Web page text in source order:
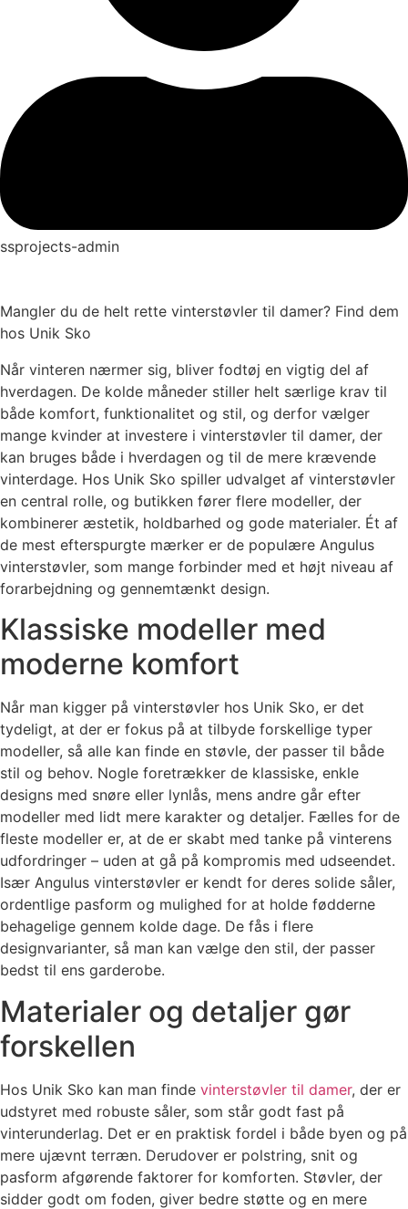
ssprojects-admin
Mangler du de helt rette vinterstøvler til damer? Find dem
hos Unik Sko
Når vinteren nærmer sig, bliver fodtøj en vigtig del af
hverdagen. De kolde måneder stiller helt særlige krav til
både komfort, funktionalitet og stil, og derfor vælger
mange kvinder at investere i vinterstøvler til damer, der
kan bruges både i hverdagen og til de mere krævende
vinterdage. Hos Unik Sko spiller udvalget af vinterstøvler
en central rolle, og butikken fører flere modeller, der
kombinerer æstetik, holdbarhed og gode materialer. Ét af
de mest efterspurgte mærker er de populære Angulus
vinterstøvler, som mange forbinder med et højt niveau af
forarbejdning og gennemtænkt design.
Klassiske modeller med
moderne komfort
Når man kigger på vinterstøvler hos Unik Sko, er det
tydeligt, at der er fokus på at tilbyde forskellige typer
modeller, så alle kan finde en støvle, der passer til både
stil og behov. Nogle foretrækker de klassiske, enkle
designs med snøre eller lynlås, mens andre går efter
modeller med lidt mere karakter og detaljer. Fælles for de
fleste modeller er, at de er skabt med tanke på vinterens
udfordringer – uden at gå på kompromis med udseendet.
Især Angulus vinterstøvler er kendt for deres solide såler,
ordentlige pasform og mulighed for at holde fødderne
behagelige gennem kolde dage. De fås i flere
designvarianter, så man kan vælge den stil, der passer
bedst til ens garderobe.
Materialer og detaljer gør
forskellen
Hos Unik Sko kan man finde vinterstøvler til damer, der er
udstyret med robuste såler, som står godt fast på
vinterunderlag. Det er en praktisk fordel i både byen og på
mere ujævnt terræn. Derudover er polstring, snit og
pasform afgørende faktorer for komforten. Støvler, der
sidder godt om foden, giver bedre støtte og en mere